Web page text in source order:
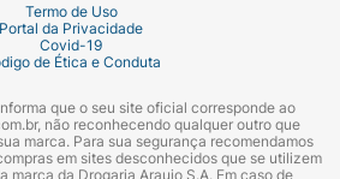
Termo de Uso
Portal da Privacidade
Covid-19
de Ética e Conduta
que o seu site oficial corresponde ao
não reconhecendo qualquer outro que
marca. Para sua segurança recomendamos
em sites desconhecidos que se utilizem
marca da Drogaria Araujo S.A. Em caso de